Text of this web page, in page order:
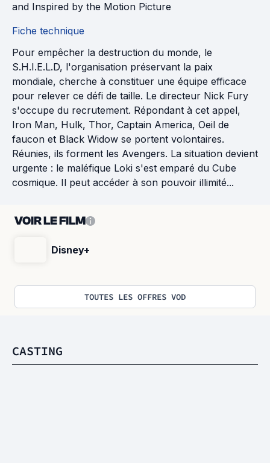
and Inspired by the Motion Picture
Fiche technique
Pour empêcher la destruction du monde, le
S.H.I.E.L.D, l'organisation préservant la paix
mondiale, cherche à constituer une équipe efficace
pour relever ce défi de taille. Le directeur Nick Fury
s'occupe du recrutement. Répondant à cet appel,
Iron Man, Hulk, Thor, Captain America, Oeil de
faucon et Black Widow se portent volontaires.
Réunies, ils forment les Avengers. La situation devient
urgente : le maléfique Loki s'est emparé du Cube
cosmique. Il peut accéder à son pouvoir illimité...
VOIR LE FILM
Disney+
TOUTES LES OFFRES VOD
CASTING